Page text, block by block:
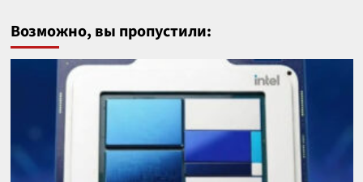
Возможно, вы пропустили: